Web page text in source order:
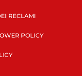
RECLAMI
POLICY